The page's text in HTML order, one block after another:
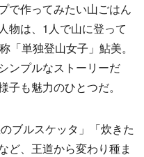
で作ってみたい山ごはん
物は、1人で山に登って
「単独登山女子」鮎美。
ンプルなストーリーだ
も魅力のひとつだ。
ブルスケッタ」「炊きた
ど、王道から変わり種ま